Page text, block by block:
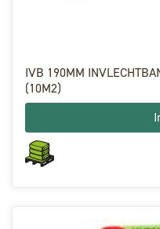
IVB 190MM
(10M2)